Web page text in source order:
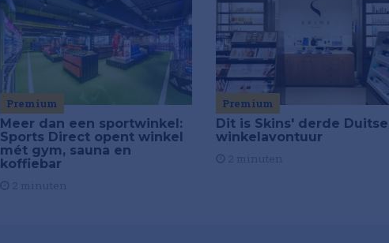
Premium
Meer dan een sportwinkel:
Sports Direct opent winkel
mét gym, sauna en
koffiebar
Premium
Dit is Skins' derde Duitse
winkelavontuur